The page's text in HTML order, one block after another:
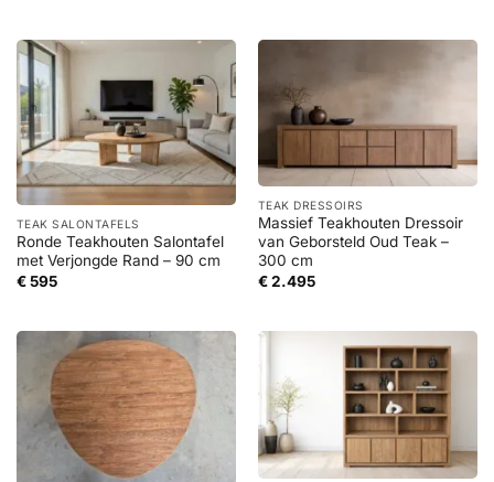
TEAK SALONTAFELS
Ronde Teakhouten Salontafel
met Verjongde Rand – 90 cm
€595
TEAK DRESSOIRS
Massief Teakhouten Dressoir
van Geborsteld Oud Teak –
300 cm
€2.495